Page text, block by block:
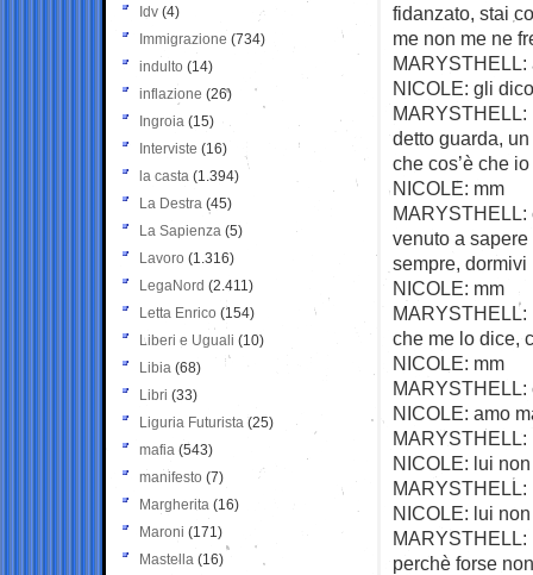
fidanzato, stai
me non me ne
MARYSTHELL:
NICOLE: gli
MARYSTHELL:
detto guarda,
che cos’è che
NICOLE: mm
MARYSTHELL:
venuto a
sempre,
NICOLE: mm
MARYSTHELL:
che me lo dice,
NICOLE: mm
NICOLE: amo
MARYSTHELL:
NICOLE: lui
MARYSTHELL:
NICOLE: lui
MARYSTHELL:
perchè forse
Idv (4)
Immigrazione (734)
indulto (14)
inflazione (26)
Ingroia (15)
Interviste (16)
la casta (1.394)
La Destra (45)
La Sapienza (5)
Lavoro (1.316)
LegaNord (2.411)
Letta Enrico (154)
Liberi e Uguali (10)
Libia (68)
Libri (33)
Liguria Futurista (25)
mafia (543)
manifesto (7)
Margherita (16)
Maroni (171)
Mastella (16)